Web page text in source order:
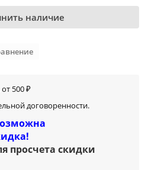
наличие
500 ₽
договоренности.
просчета скидки